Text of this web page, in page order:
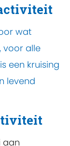
wat
voor alle
een kruising
levend
aan